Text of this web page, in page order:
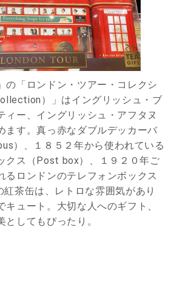
の「ロンドン・ツアー・コレクシ
）」はイングリッシュ・ブ
ィー、イングリッシュ・アフタヌ
ます。真っ赤なダブルデッカーバ
）、１８５２年から使われている
クス（Post box）、１９２０年ご
るロンドンのテレフォンボックス
紅茶缶は、レトロな雰囲気があり
キュート。大切な人へのギフト、
としてもぴったり。